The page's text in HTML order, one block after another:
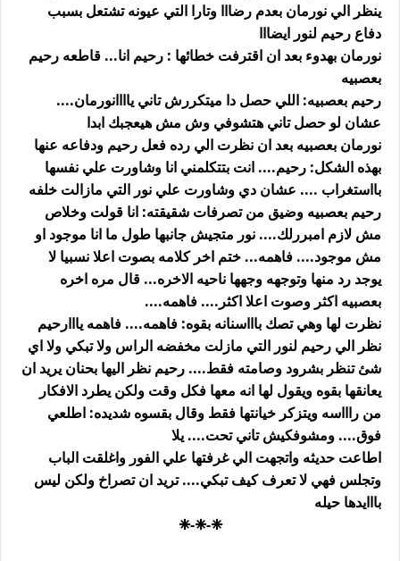
ينظر الي نورمان بعدم رضااا وتارا التي عيونه تشتعل بسبب
دفاع رحيم لنور ايضااا
نورمان بهدوء بعد ان اقترفت خطائها : رحيم انا... قاطعه رحيم
بعصبيه
رحيم بعصبيه: اللي حصل دا ميتكررش تاني ياااانورمان....
عشان لو حصل تاني هتشوفي وش مش هيعجبك ابدا
نورمان بعصبيه بعد ان نظرت الي رده فعل رحيم ودفاعه عنها
بهذه الشكل: رحيم.... انت بتتكلمني انا وشاورت علي نفسها
بااستغراب .... عشان دي وشاورت علي نور التي مازالت خلفه
رحيم بعصبيه وضيق من تصرفات شقيقته: انا قولت وخلاص
مش لازم امبررلك.... نور متجيش جانبها طول ما انا موجود او
مش موجود.... فاهمه... ختم اخر كلامه بصوت اعلا نسبيا لا
يوجد رد منها وتوجهه وجهها ناحيه الاخره... قال مره اخره
بعصبيه اكثر وصوت اعلا اكثر.... فاهمه....
نظرت لها وهي تصك باااسنانه بقوه: فاهمه.... فاهمه يااارحيم
نظر الي رحيم لنور التي مازلت مخفضه الراس ولا تبكي ولا اي
شئ تنظر بشرود وصامته فقط.... رحيم نظر اليها بحنان يريد ان
يعانقها بقوه ويقول لها انه معها فكل وقت ولكن يطرد الافكار
من راااسه ويتزكر خيانتها فقط وقال بقسوه شديده: اطلعي
فوق.... ومشوفكيش تاني تحت.... يلا
اطاعت حديثه واتجهت الي غرفتها علي الفور واغلقت الباب
وتجلس فهي لا تعرف كيف تبكي.... تريد ان تصراخ ولكن ليس
بااايدها حيله
❈-❈-❈